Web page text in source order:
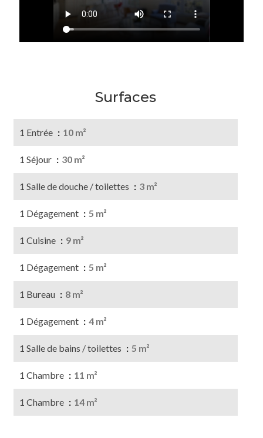
Surfaces
1 Entrée 10 m²
1 Séjour 30 m²
1 Salle de douche / toilettes 3 m²
1 Dégagement 5 m²
1 Cuisine 9 m²
1 Dégagement 5 m²
1 Bureau 8 m²
1 Dégagement 4 m²
1 Salle de bains / toilettes 5 m²
1 Chambre 11 m²
1 Chambre 14 m²